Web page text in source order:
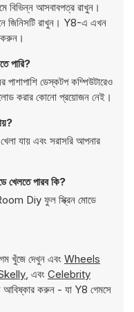
বিভিন্ন আসবাবপত্র রাখুন।
জিনিসটি রাখুন। Y8-এ এখন
পারি?
ডেস্কটপ কম্পিউটারেও
করার কোনো প্রয়োজন নেই।
যায় এবং সরাসরি আপনার
পারব কি?
Diy ফুল স্ক্রিন মোডে
খুঁজে দেখুন এবং Wheels
, এবং Celebrity
আবিষ্কার করুন - যা Y8 গেমসে